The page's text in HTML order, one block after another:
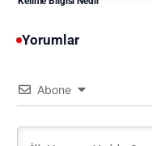
Yorumlar
Abone